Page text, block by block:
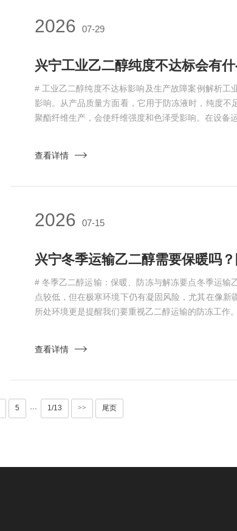
2026 07-29
# 工业乙二醇纯度不达标影响及生产故障案例解析工
影响。从产品质量方面看，它用于防冻液时，纯度不
聚酯纤维生产，会使纤维强度和色泽受影响。在设备
查看详情
2026 07-15
兴宁冬季运输乙二醇需要保暖吗
# 冬季乙二醇运输：保暖、防冻与解冻要点冬季运输
点较低，但在极寒环境下仍有凝固风险，尤其在像新
所处环境更是提醒我们要重视乙二醇运输的防冻工作
查看详情
5 ··· 1/13 >> 尾页